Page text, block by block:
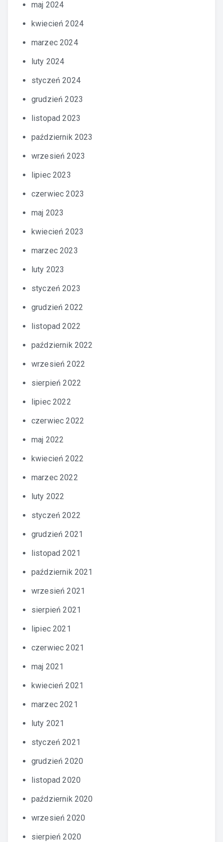
maj 2024
kwiecień 2024
marzec 2024
luty 2024
styczeń 2024
grudzień 2023
listopad 2023
październik 2023
wrzesień 2023
lipiec 2023
czerwiec 2023
maj 2023
kwiecień 2023
marzec 2023
luty 2023
styczeń 2023
grudzień 2022
listopad 2022
październik 2022
wrzesień 2022
sierpień 2022
lipiec 2022
czerwiec 2022
maj 2022
kwiecień 2022
marzec 2022
luty 2022
styczeń 2022
grudzień 2021
listopad 2021
październik 2021
wrzesień 2021
sierpień 2021
lipiec 2021
czerwiec 2021
maj 2021
kwiecień 2021
marzec 2021
luty 2021
styczeń 2021
grudzień 2020
listopad 2020
październik 2020
wrzesień 2020
sierpień 2020